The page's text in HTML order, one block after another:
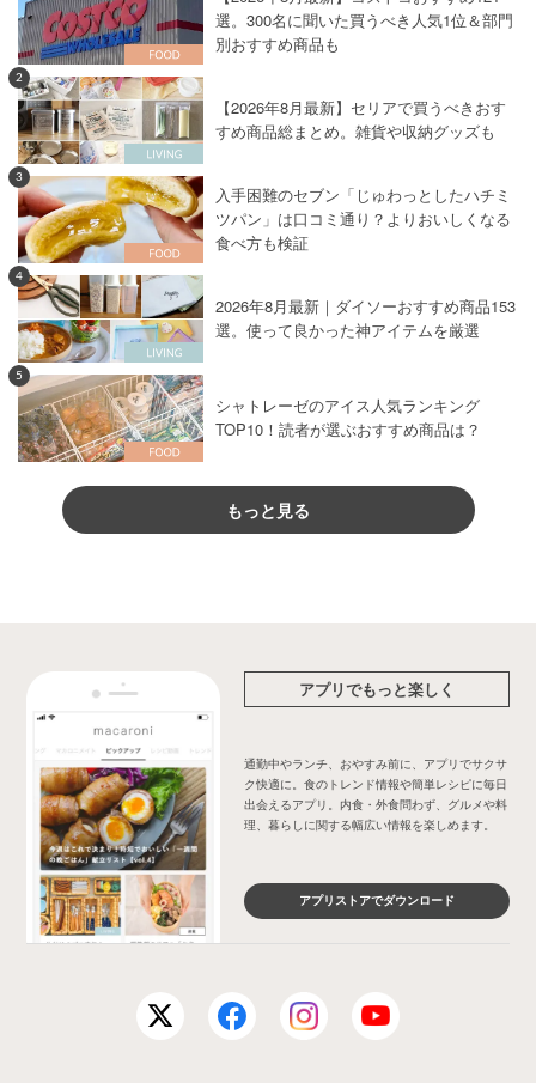
選。300名に聞いた買うべき人気1位＆部門
別おすすめ商品も
2
【2026年8月最新】セリアで買うべきおす
すめ商品総まとめ。雑貨や収納グッズも
3
入手困難のセブン「じゅわっとしたハチミ
ツパン」は口コミ通り？よりおいしくなる
食べ方も検証
4
2026年8月最新｜ダイソーおすすめ商品153
選。使って良かった神アイテムを厳選
5
シャトレーゼのアイス人気ランキング
TOP10！読者が選ぶおすすめ商品は？
もっと見る
アプリでもっと楽しく
通勤中やランチ、おやすみ前に、アプリでサクサ
ク快適に。食のトレンド情報や簡単レシピに毎日
出会えるアプリ。内食・外食問わず、グルメや料
理、暮らしに関する幅広い情報を楽しめます。
アプリストアでダウンロード